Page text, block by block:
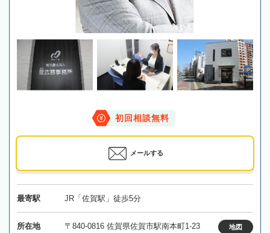
初回相談無料
メールする
最寄駅 JR「佐賀駅」徒歩5分
所在地 〒840-0816 佐賀県佐賀市駅南本町1-23 地図